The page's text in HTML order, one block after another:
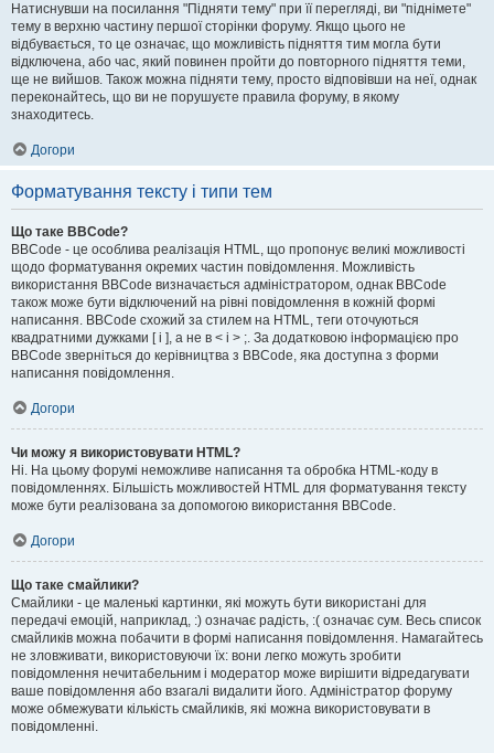
Натиснувши на посилання "Підняти тему" при її перегляді, ви "піднімете"
тему в верхню частину першої сторінки форуму. Якщо цього не
відбувається, то це означає, що можливість підняття тим могла бути
відключена, або час, який повинен пройти до повторного підняття теми,
ще не вийшов. Також можна підняти тему, просто відповівши на неї, однак
переконайтесь, що ви не порушуєте правила форуму, в якому
знаходитесь.
Догори
Форматування тексту і типи тем
Що таке BBCode?
BBCode - це особлива реалізація HTML, що пропонує великі можливості
щодо форматування окремих частин повідомлення. Можливість
використання BBCode визначається адміністратором, однак BBCode
також може бути відключений на рівні повідомлення в кожній формі
написання. BBCode схожий за стилем на HTML, теги оточуються
квадратними дужками [ і ], а не в < і > ;. За додатковою інформацією про
BBCode зверніться до керівництва з BBCode, яка доступна з форми
написання повідомлення.
Догори
Чи можу я використовувати HTML?
Ні. На цьому форумі неможливе написання та обробка HTML-коду в
повідомленнях. Більшість можливостей HTML для форматування тексту
може бути реалізована за допомогою використання BBCode.
Догори
Що таке смайлики?
Смайлики - це маленькі картинки, які можуть бути використані для
передачі емоцій, наприклад, :) означає радість, :( означає сум. Весь список
смайликів можна побачити в формі написання повідомлення. Намагайтесь
не зловживати, використовуючи їх: вони легко можуть зробити
повідомлення нечитабельним і модератор може вирішити відредагувати
ваше повідомлення або взагалі видалити його. Адміністратор форуму
може обмежувати кількість смайликів, які можна використовувати в
повідомленні.